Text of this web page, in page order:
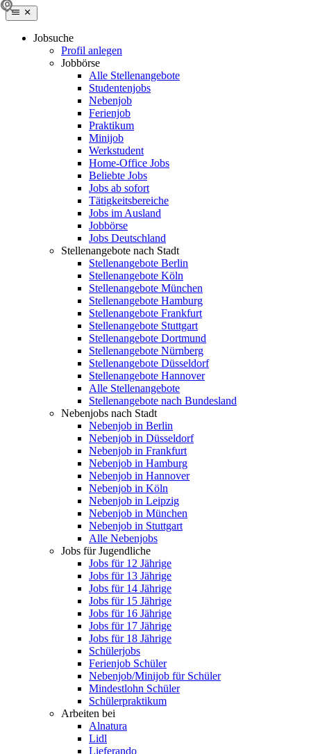
Jobsuche
Profil anlegen
Jobbörse
Alle Stellenangebote
Studentenjobs
Nebenjob
Ferienjob
Praktikum
Minijob
Werkstudent
Home-Office Jobs
Beliebte Jobs
Jobs ab sofort
Tätigkeitsbereiche
Jobs im Ausland
Jobbörse
Jobs Deutschland
Stellenangebote nach Stadt
Stellenangebote Berlin
Stellenangebote Köln
Stellenangebote München
Stellenangebote Hamburg
Stellenangebote Frankfurt
Stellenangebote Stuttgart
Stellenangebote Dortmund
Stellenangebote Nürnberg
Stellenangebote Düsseldorf
Stellenangebote Hannover
Alle Stellenangebote
Stellenangebote nach Bundesland
Nebenjobs nach Stadt
Nebenjob in Berlin
Nebenjob in Düsseldorf
Nebenjob in Frankfurt
Nebenjob in Hamburg
Nebenjob in Hannover
Nebenjob in Köln
Nebenjob in Leipzig
Nebenjob in München
Nebenjob in Stuttgart
Alle Nebenjobs
Jobs für Jugendliche
Jobs für 12 Jährige
Jobs für 13 Jährige
Jobs für 14 Jährige
Jobs für 15 Jährige
Jobs für 16 Jährige
Jobs für 17 Jährige
Jobs für 18 Jährige
Schülerjobs
Ferienjob Schüler
Nebenjob/Minijob für Schüler
Mindestlohn Schüler
Schülerpraktikum
Arbeiten bei
Alnatura
Lidl
Lieferando